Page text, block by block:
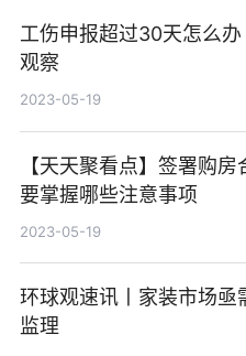
工伤申报超过30天怎么办
观察
2023-05-19
【天天聚看点】签署购房
要掌握哪些注意事项
2023-05-19
环球观速讯丨家装市场亟
监理